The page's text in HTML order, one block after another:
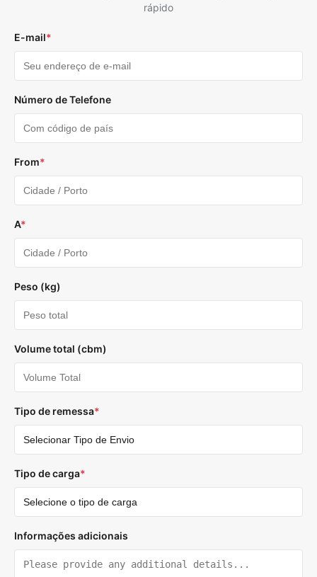
rápido
E-mail*
Número de Telefone
From*
A*
Peso (kg)
Volume total (cbm)
Tipo de remessa*
Tipo de carga*
Informações adicionais